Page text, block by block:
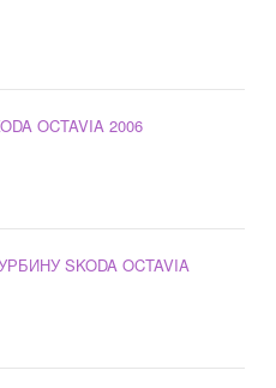
OCTAVIA 2006
SKODA OCTAVIA